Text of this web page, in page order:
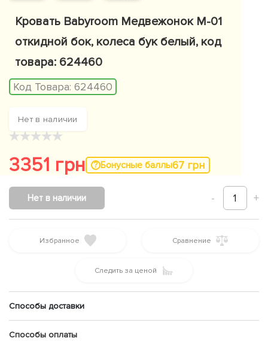
Кровать Babyroom Медвежонок M-01
откидной бок, колеса бук белый, код
товара: 624460
Код Товара: 624460
Нет в наличии
★★★★★
3351 грн Бонусные баллы67 грн
- 1 +
Нет в наличии
Избранное Сравнение
Следить за ценой
Способы доставки
Способы оплаты